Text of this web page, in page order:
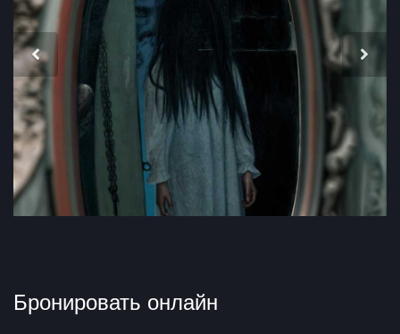
Бронировать онлайн